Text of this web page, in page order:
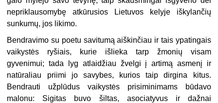
nepriklausomybę atkūrusios Lietuvos kelyje iškylančių
sunkumų, jos likimo.
Bendravimo su poetu savitumą aiškinčiau ir tais ypatingais
vaikystės ryšiais, kurie išlieka tarp žmonių visam
gyvenimui; tada lyg atlaidžiau žvelgi į artimą asmenį ir
natūraliau priimi jo savybes, kurios taip dirgina kitus.
Bendrauti užplūdus vaikystės prisiminimams būdavo
malonu: Sigitas buvo šiltas, asociatyvus ir dažnai